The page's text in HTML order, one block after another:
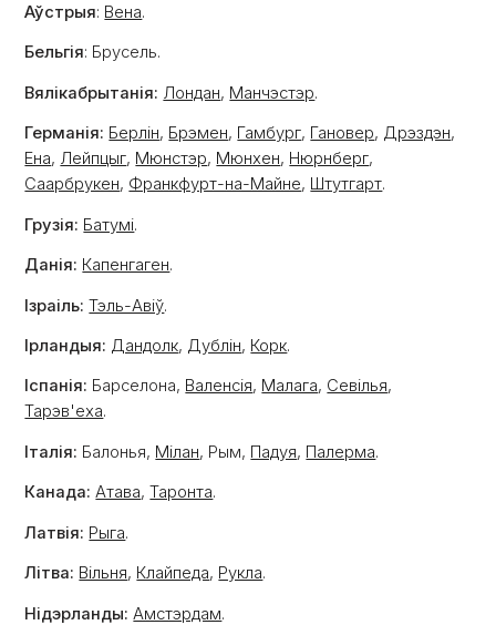
Аўстрыя: Вена.
Бельгія: Брусель.
Вялікабрытанія: Лондан, Манчэстэр.
Германія: Берлін, Брэмен, Гамбург, Гановер, Дрэздэн,
Ена, Лейпцыг, Мюнстэр, Мюнхен, Нюрнберг,
Саарбрукен, Франкфурт-на-Майне, Штутгарт.
Грузія: Батумі.
Данія: Капенгаген.
Ізраіль: Тэль-Авіў.
Ірландыя: Дандолк, Дублін, Корк.
Іспанія: Барселона, Валенсія, Малага, Севілья,
Тарэв'еха.
Італія: Балонья, Мілан, Рым, Падуя, Палерма.
Канада: Атава,Таронта.
Латвія: Рыга.
Літва: Вільня, Клайпеда, Рукла.
Нідэрланды: Амстэрдам.